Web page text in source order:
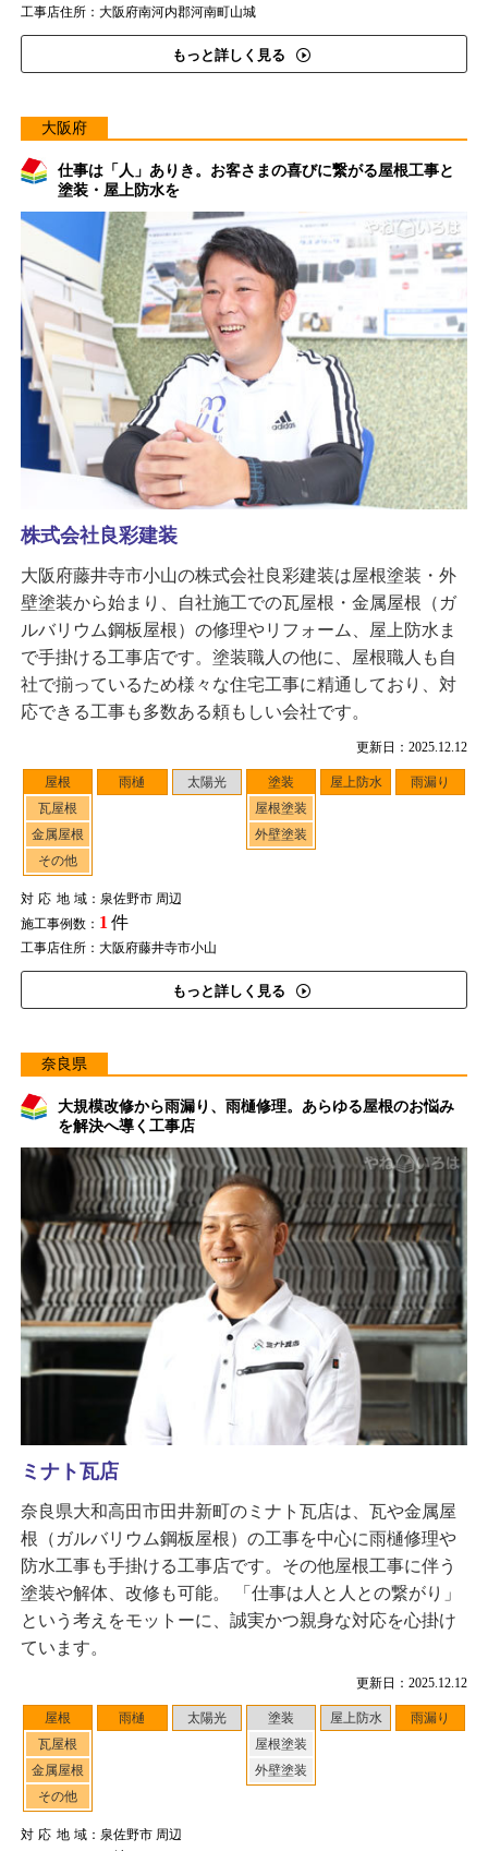
工事店住所：大阪府南河内郡河南町山城
もっと詳しく見る
大阪府
仕事は「人」ありき。お客さまの喜びに繋がる屋根工事と
塗装・屋上防水を
更新日：2025.12.12
屋根
瓦屋根
金属屋根
その他
雨樋 太陽光
塗装
屋根塗装
外壁塗装
屋上防水 雨漏り
対応地域：泉佐野市 周辺
施工事例数： 1 件
工事店住所：大阪府藤井寺市小山
もっと詳しく見る
株式会社良彩建装
大阪府藤井寺市小山の株式会社良彩建装は屋根塗装・外
壁塗装から始まり、自社施工での瓦屋根・金属屋根（ガ
ルバリウム鋼板屋根）の修理やリフォーム、屋上防水ま
で手掛ける工事店です。塗装職人の他に、屋根職人も自
社で揃っているため様々な住宅工事に精通しており、対
応できる工事も多数ある頼もしい会社です。
奈良県
大規模改修から雨漏り、雨樋修理。あらゆる屋根のお悩み
を解決へ導く工事店
更新日：2025.12.12
屋根
瓦屋根
金属屋根
その他
雨樋 太陽光
塗装
屋根塗装
外壁塗装
屋上防水 雨漏り
対応地域：泉佐野市 周辺
ミナト瓦店
奈良県大和高田市田井新町のミナト瓦店は、瓦や金属屋
根（ガルバリウム鋼板屋根）の工事を中心に雨樋修理や
防水工事も手掛ける工事店です。その他屋根工事に伴う
塗装や解体、改修も可能。 「仕事は人と人との繋がり」
という考えをモットーに、誠実かつ親身な対応を心掛け
ています。